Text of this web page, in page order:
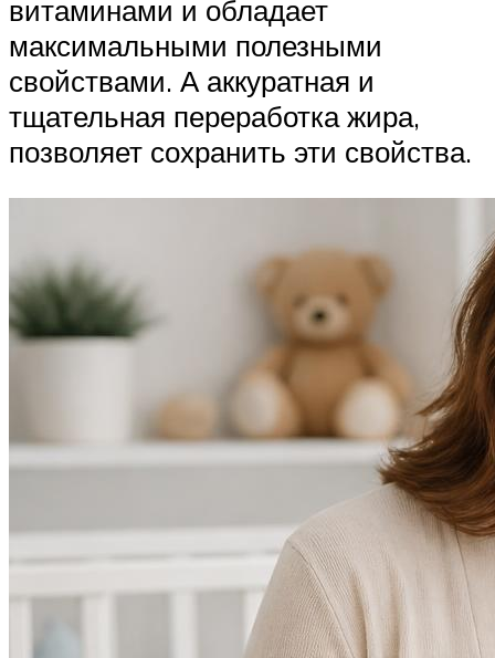
витаминами и обладает
максимальными полезными
свойствами. А аккуратная и
тщательная переработка жира,
позволяет сохранить эти свойства.